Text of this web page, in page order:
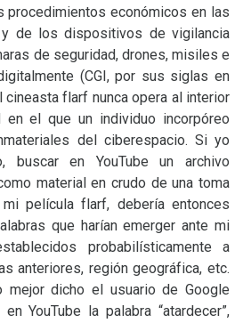
procedimientos económicos en las
de los dispositivos de vigilancia
de seguridad, drones, misiles e
(CGI, por sus siglas en
cineasta flarf nunca opera al interior
en el que un individuo incorpóreo
del ciberespacio. Si yo
buscar en YouTube un archivo
material en crudo de una toma
película flarf, debería entonces
que harían emerger ante mi
probabilísticamente a
anteriores, región geográfica, etc.
mejor dicho el usuario de Google
YouTube la palabra “atardecer”,